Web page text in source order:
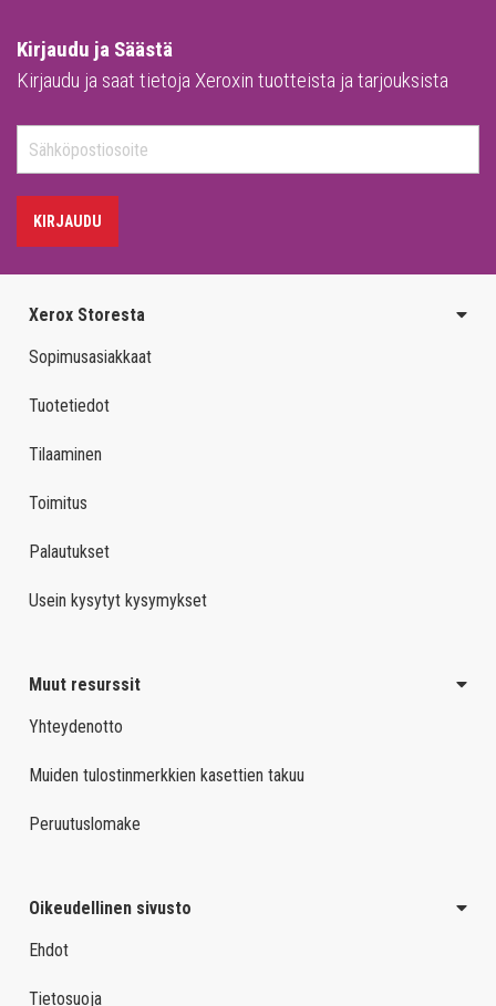
Kirjaudu ja Säästä
Kirjaudu ja saat tietoja Xeroxin tuotteista ja tarjouksista
KIRJAUDU
Xerox Storesta
Sopimusasiakkaat
Tuotetiedot
Tilaaminen
Toimitus
Palautukset
Usein kysytyt kysymykset
Muut resurssit
Yhteydenotto
Muiden tulostinmerkkien kasettien takuu
Peruutuslomake
Oikeudellinen sivusto
Ehdot
Tietosuoja